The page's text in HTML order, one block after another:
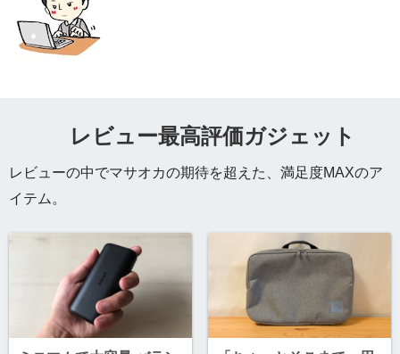
レビュー最高評価ガジェット
レビューの中でマサオカの期待を超えた、満足度MAXのア
イテム。